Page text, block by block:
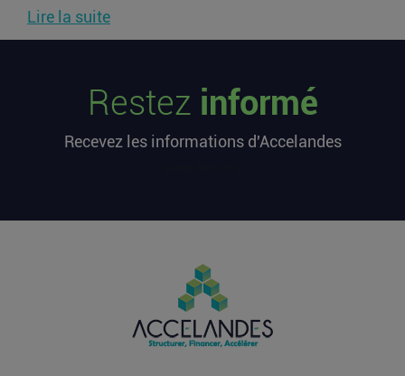
Lire la suite
de l’argent dans une sortie à 2,25
Après avoir levé près de 1,4 milliard de dollars et
PIIEC IA : votre entreprise a-t-elle le
profil et comment candidater ?
La France sélectionne jusqu’au 9 septembre
2026 les futurs participants français du Projet
Restez informé
Recevez les informations d'Accelandes